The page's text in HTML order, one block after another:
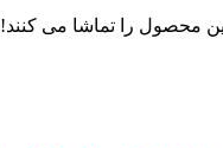
محصول را تماشا می کنند!